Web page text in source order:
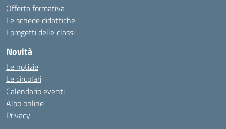
Offerta formativa
Le schede didattiche
I progetti delle classi
Novità
Le notizie
Le circolari
Calendario eventi
Albo online
Privacy